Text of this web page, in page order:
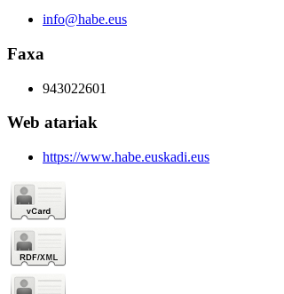
info@habe.eus
Faxa
943022601
Web atariak
https://www.habe.euskadi.eus